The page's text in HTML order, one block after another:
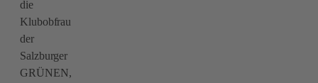
die
Klubobfrau
der
Salzburger
GRÜNEN,